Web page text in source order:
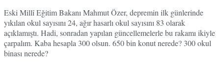
Eski Millî Eğitim Bakanı Mahmut Özer, depremin ilk günlerinde
yıkılan okul sayısını 24, ağır hasarlı okul sayısını 83 olarak
açıklamıştı. Hadi, sonradan yapılan güncellemelerle bu rakamı ikiyle
çarpalım. Kaba hesapla 300 olsun. 650 bin konut nerede? 300 okul
binası nerede?